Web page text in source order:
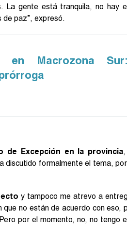
La gente está tranquila, no hay
de paz”, expresó.
en Macrozona Sur:
de Excepción en la provincia
discutido formalmente el tema,
y tampoco me atrevo a
que no están de acuerdo con eso,
por el momento, no, no tengo